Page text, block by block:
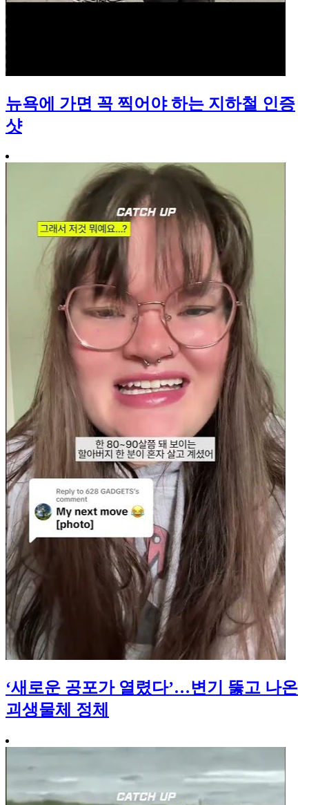
뉴욕에 가면 꼭 찍어야 하는 지하철 인증
샷
‘새로운 공포가 열렸다’…변기 뚫고 나온
괴생물체 정체